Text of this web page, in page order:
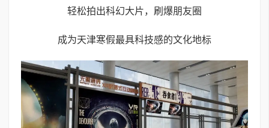
轻松拍出科幻大片，刷爆朋友圈
成为天津寒假最具科技感的文化地标